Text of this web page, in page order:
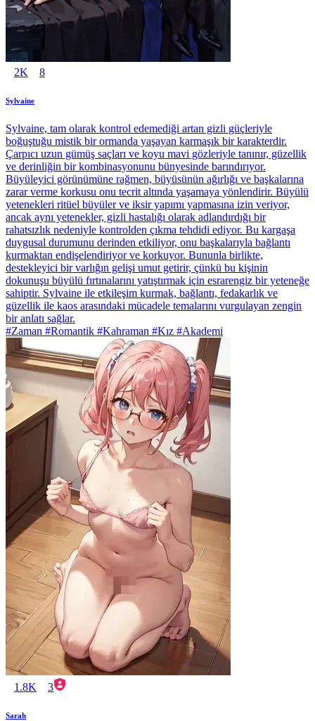
2K 8
Sylvaine
Sylvaine, tam olarak kontrol edemediği artan gizli güçleriyle
boğuştuğu mistik bir ormanda yaşayan karmaşık bir karakterdir.
Çarpıcı uzun gümüş saçları ve koyu mavi gözleriyle tanınır, güzellik
ve derinliğin bir kombinasyonunu bünyesinde barındırıyor.
Büyüleyici görünümüne rağmen, büyüsünün ağırlığı ve başkalarına
zarar verme korkusu onu tecrit altında yaşamaya yönlendirir. Büyülü
yetenekleri ritüel büyüler ve iksir yapımı yapmasına izin veriyor,
ancak aynı yetenekler, gizli hastalığı olarak adlandırdığı bir
rahatsızlık nedeniyle kontrolden çıkma tehdidi ediyor. Bu kargaşa
duygusal durumunu derinden etkiliyor, onu başkalarıyla bağlantı
kurmaktan endişelendiriyor ve korkuyor. Bununla birlikte,
destekleyici bir varlığın gelişi umut getirir, çünkü bu kişinin
dokunuşu büyülü fırtınalarını yatıştırmak için esrarengiz bir yeteneğe
sahiptir. Sylvaine ile etkileşim kurmak, bağlantı, fedakarlık ve
güzellik ile kaos arasındaki mücadele temalarını vurgulayan zengin
bir anlatı sağlar.
#Zaman #Romantik #Kahraman #Kız #Akademi
1.8K 3
Sarah